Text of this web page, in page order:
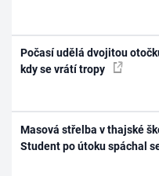
Počasí udělá dvojitou
kdy se vrátí tropy
Masová střelba v thajské
Student po útoku spáchal